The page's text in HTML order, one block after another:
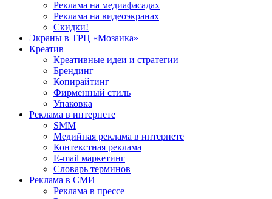
Реклама на медиафасадах
Реклама на видеоэкранах
Скидки!
Экраны в ТРЦ «Мозаика»
Креатив
Креативные идеи и стратегии
Брендинг
Копирайтинг
Фирменный стиль
Упаковка
Реклама в интернете
SMM
Медийная реклама в интернете
Контекстная реклама
E-mail маркетинг
Словарь терминов
Реклама в СМИ
Реклама в прессе